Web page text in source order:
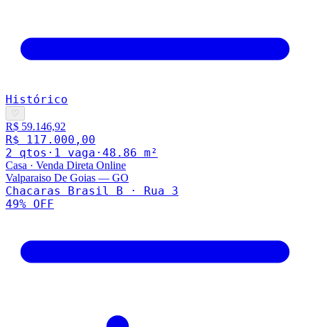
Histórico
♡
R$ 59.146,92
R$ 117.000,00
2 qtos · 1 vaga · 48.86 m²
Casa · Venda Direta Online
Valparaiso De Goias — GO
Chacaras Brasil B · Rua 3
49% OFF